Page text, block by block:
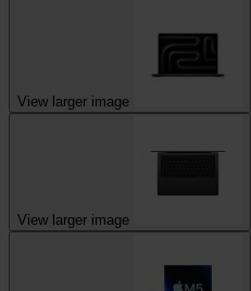
View larger image
View larger image